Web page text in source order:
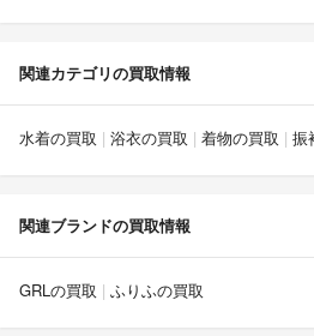
関連カテゴリの買取情報
水着の買取 浴衣の買取 着物の買取 振
関連ブランドの買取情報
GRLの買取 ふりふの買取